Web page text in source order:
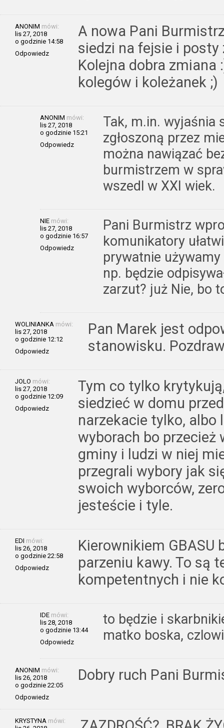
ANONIM mówi:
lis 27, 2018
o godzinie 14:58
Odpowiedz
A nowa Pani
siedzi na fejsie i posty
Kolejna dobra zmiana
kolegów i koleżanek ;)
ANONIM mówi:
lis 27, 2018
o godzinie 15:21
Odpowiedz
Tak, m.in. wyjaśnia
zgłoszoną przez
można nawiązać
burmistrzem w
wszedl w XXI wiek.
NIE mówi:
lis 27, 2018
o godzinie 16:57
Odpowiedz
Pani Burmistrz
komunikatory
prywatnie
np. będzie
zarzut? już Nie, bo
WOLINIANKA mówi:
lis 27, 2018
o godzinie 12:12
Odpowiedz
Pan Marek jest
stanowisku.
JOLO mówi:
lis 27, 2018
o godzinie 12:09
Odpowiedz
Tym co tylko
siedzieć w domu
narzekacie tylko,
wyborach bo przecież
gminy i ludzi w niej
przegrali wybory jak
swoich wyborców,
jesteście i tyle.
EDI mówi:
lis 26, 2018
o godzinie 22:58
Odpowiedz
Kierownikiem GBASU
parzeniu kawy. To są
kompetentnych i nie
IDE mówi:
lis 28, 2018
o godzinie 13:44
Odpowiedz
to będzie i
matko boska,
ANONIM mówi:
lis 26, 2018
o godzinie 22:05
Odpowiedz
Dobry ruch Pani
KRYSTYNA mówi: